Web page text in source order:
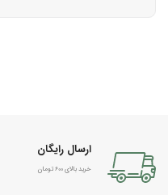
ارسال رایگان
خرید بالای 600 تومان